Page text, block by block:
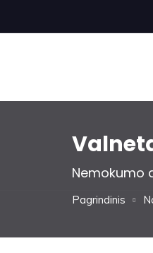
Nemokumo
Pagrindinis